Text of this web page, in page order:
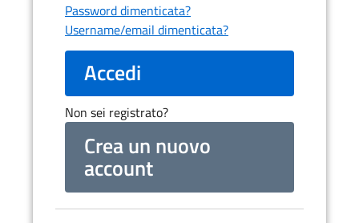
Password dimenticata?
Username/email dimenticata?
Accedi
Non sei registrato?
Crea un nuovo
account